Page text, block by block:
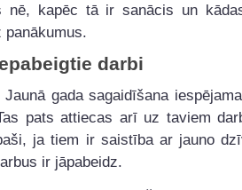
nē, kapēc tā ir sanācis un
panākumus.
darbi
gada sagaidīšana
pats attiecas arī uz taviem
ja tiem ir saistība ar jauno
ir jāpabeidz.